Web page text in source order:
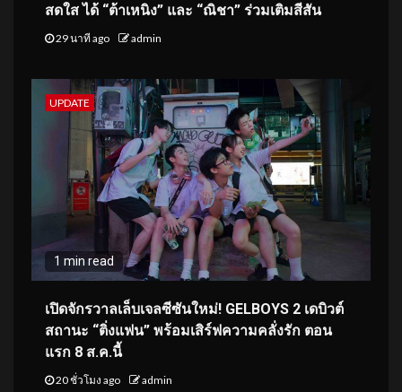
สดใส ได้ “ต้าเหนิง” และ “ณิชา” ร่วมเติมสีสัน
29 นาที ago admin
UPDATE
1 min read
เปิดจักรวาลเล็บเจลซีซันใหม่! GELBOYS 2 เดบิวต์
สถานะ “ติ่งแฟน” พร้อมเสิร์ฟความคลั่งรัก ตอน
แรก 8 ส.ค.นี้
20 ชั่วโมง ago admin